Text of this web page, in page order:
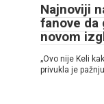
Najnoviji
fanove da
novom
„Ovo nije Keli
privukla je pažnju